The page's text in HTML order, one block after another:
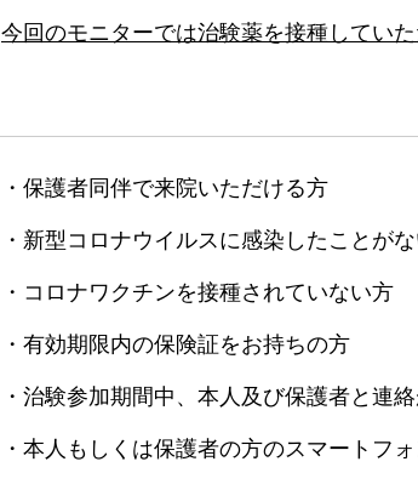
今回のモニターでは治験薬を接種してい
・保護者同伴で来院いただける方
・新型コロナウイルスに感染したことが
・コロナワクチンを接種されていない方
・有効期限内の保険証をお持ちの方
・治験参加期間中、本人及び保護者と連
・本人もしくは保護者の方のスマートフ